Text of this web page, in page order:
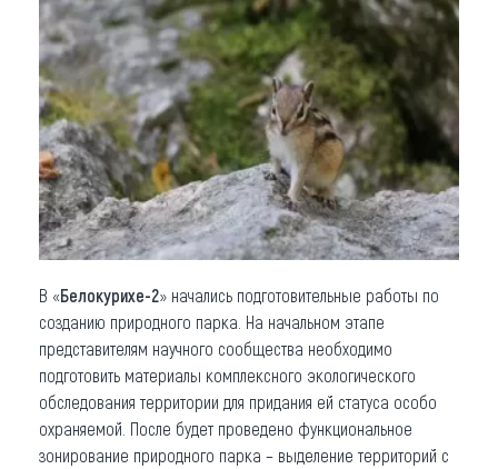
О регионе
Коллекция впечатлений
Другие рубрики
В «Белокурихе-2» начались подготовительные работы по
созданию природного парка. На начальном этапе
представителям научного сообщества необходимо
подготовить материалы комплексного экологического
обследования территории для придания ей статуса особо
охраняемой. После будет проведено функциональное
зонирование природного парка – выделение территорий с